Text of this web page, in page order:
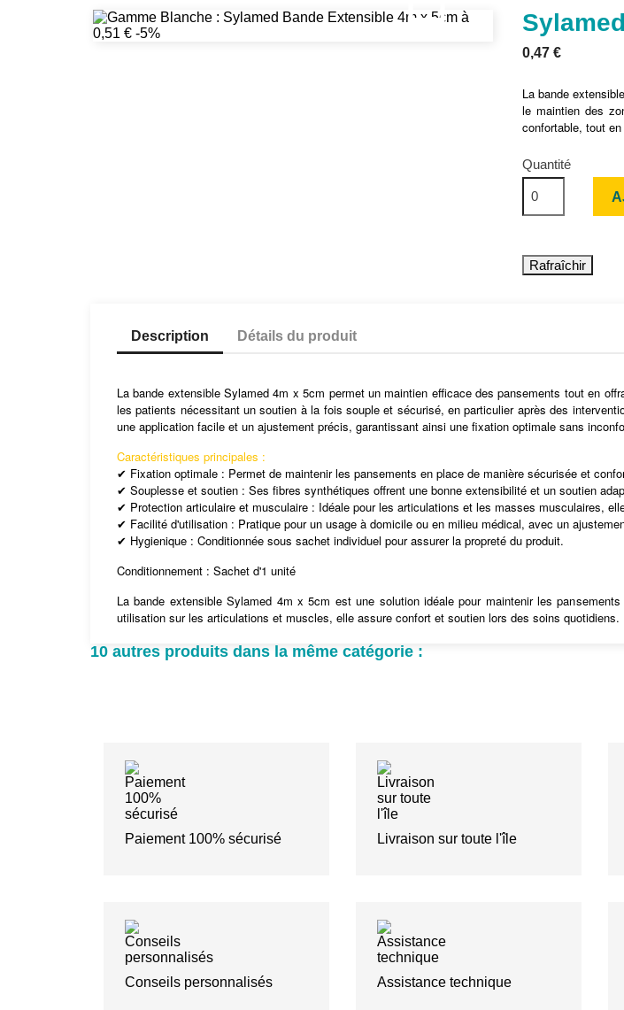
0,47 €
La bande
le maintien des
confortable, tout
Quantité
Description Détails du produit
La bande extensible Sylamed 4m x 5cm permet un maintien efficace des pansements tout en
les patients nécessitant un soutien à la fois souple et sécurisé, en particulier après des
une application facile et un ajustement précis, garantissant ainsi une fixation optimale sans
Caractéristiques principales :
✔ Fixation optimale : Permet de maintenir les pansements en place de manière sécurisée et
✔ Souplesse et soutien : Ses fibres synthétiques offrent une bonne extensibilité et un soutien
✔ Protection articulaire et musculaire : Idéale pour les articulations et les masses musculaires,
✔ Facilité d'utilisation : Pratique pour un usage à domicile ou en milieu médical, avec un
✔ Hygienique : Conditionnée sous sachet individuel pour assurer la propreté du produit.
Conditionnement : Sachet d'1 unité
La bande extensible Sylamed 4m x 5cm est une solution idéale pour maintenir les
utilisation sur les articulations et muscles, elle assure confort et soutien lors des soins quotidiens.
10 autres produits dans la même catégorie :
Paiement 100% sécurisé Livraison sur toute l'île
Conseils personnalisés Assistance technique